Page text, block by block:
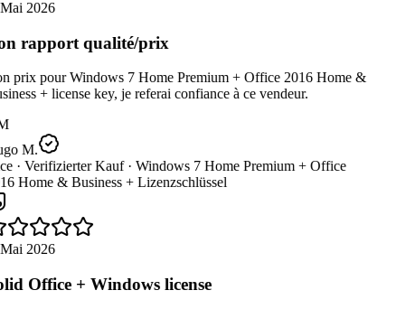
2026
rapport qualité/prix
prix pour Windows 7 Home Premium + Office 2016 Home &
+ license key, je referai confiance à ce vendeur.
M.
· Verifizierter Kauf · Windows 7 Home Premium + Office
Home & Business + Lizenzschlüssel
2026
Office + Windows license